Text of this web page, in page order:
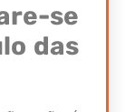
se
das